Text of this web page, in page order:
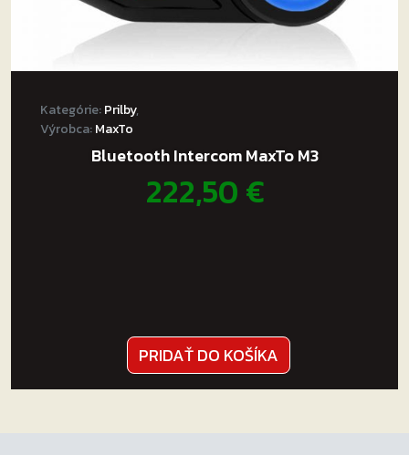
Kategórie:Prilby,
Výrobca:MaxTo
Bluetooth Intercom MaxTo M3
222,50€
PRIDAŤ DO KOŠÍKA